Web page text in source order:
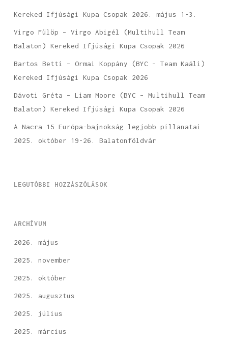
Kereked Ifjúsági Kupa Csopak 2026. május 1-3.
Virgo Fülöp – Virgo Abigél (Multihull Team
Balaton) Kereked Ifjúsági Kupa Csopak 2026
Bartos Betti – Ormai Koppány (BYC – Team Kaáli)
Kereked Ifjúsági Kupa Csopak 2026
Dávoti Gréta – Liam Moore (BYC – Multihull Team
Balaton) Kereked Ifjúsági Kupa Csopak 2026
A Nacra 15 Európa-bajnokság legjobb pillanatai
2025. október 19-26. Balatonföldvár
LEGUTÓBBI HOZZÁSZÓLÁSOK
ARCHÍVUM
2026. május
2025. november
2025. október
2025. augusztus
2025. július
2025. március